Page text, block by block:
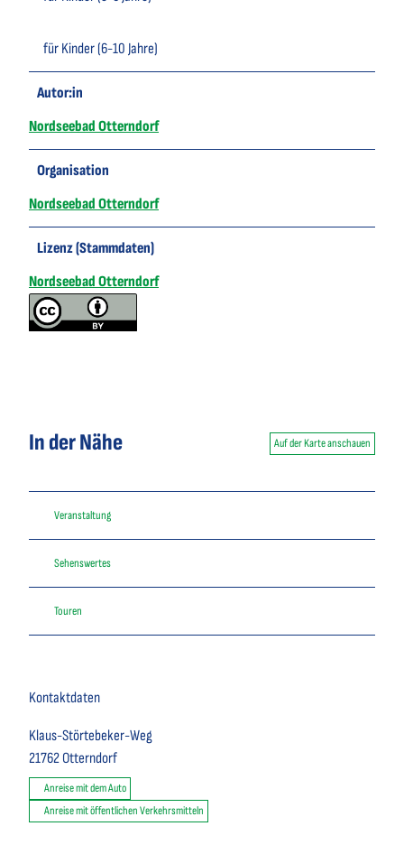
für Kinder (6-10 Jahre)
Autor:in
Nordseebad Otterndorf
Organisation
Nordseebad Otterndorf
Lizenz (Stammdaten)
Nordseebad Otterndorf
In der Nähe Auf der Karte anschauen
Veranstaltung
Sehenswertes
Touren
Kontaktdaten
Klaus-Störtebeker-Weg
21762 Otterndorf
Anreise mit dem Auto
Anreise mit öffentlichen Verkehrsmitteln